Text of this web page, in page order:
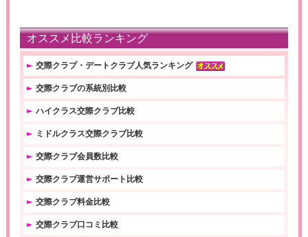
オススメ比較ランキング
交際クラブ・デートクラブ人気ランキング
交際クラブの系統別比較
ハイクラス交際クラブ比較
ミドルクラス交際クラブ比較
交際クラブ会員数比較
交際クラブ運営サポート比較
交際クラブ料金比較
交際クラブ口コミ比較